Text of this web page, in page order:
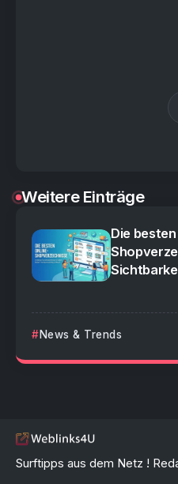
Weitere Einträge
Die
News & Trends
Surftipps aus dem Netz !